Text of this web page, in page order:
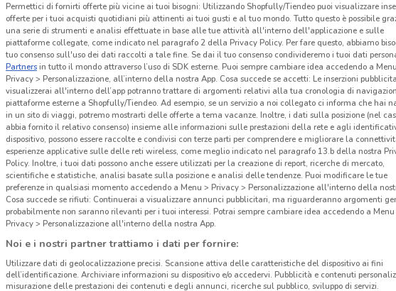
Permettici di fornirti offerte più vicine ai tuoi bisogni: Utilizzando Shopfully/Tiendeo puoi visualizzare
offerte per i tuoi acquisti quotidiani più attinenti ai tuoi gusti e al tuo mondo. Tutto questo è possibile
una serie di strumenti e analisi effettuate in base alle tue attività all'interno dell'applicazione e sulle
piattaforme collegate, come indicato nel paragrafo 2 della Privacy Policy. Per fare questo, abbiamo
tuo consenso sull'uso dei dati raccolti a tale fine. Se dai il tuo consenso condivideremo i tuoi dati
Partnersin tutto il mondo attraverso l’uso di SDK esterne. Puoi sempre cambiare idea accedendo a
Privacy > Personalizzazione, all’interno della nostra App. Cosa succede se accetti: Le inserzioni
visualizzerai all'interno dell’app potranno trattare di argomenti relativi alla tua cronologia di
piattaforme esterne a Shopfully/Tiendeo. Ad esempio, se un servizio a noi collegato ci informa che hai
in un sito di viaggi, potremo mostrarti delle offerte a tema vacanze. Inoltre, i dati sulla posizione (nel
abbia fornito il relativo consenso) insieme alle informazioni sulle prestazioni della rete e agli
dispositivo, possono essere raccolte e condivisi con terze parti per comprendere e migliorare la
esperienze applicative sulle delle reti wireless, come meglio indicato nel paragrafo 13.b della nostra
Policy. Inoltre, i tuoi dati possono anche essere utilizzati per la creazione di report, ricerche di mercato,
scientifiche e statistiche, analisi basate sulla posizione e analisi delle tendenze. Puoi modificare le tue
preferenze in qualsiasi momento accedendo a Menu > Privacy > Personalizzazione all'interno della
Cosa succede se rifiuti: Continuerai a visualizzare annunci pubblicitari, ma riguarderanno argomenti
probabilmente non saranno rilevanti per i tuoi interessi. Potrai sempre cambiare idea accedendo a Menu
Privacy > Personalizzazione all'interno della nostra App.
Noi e i nostri partner trattiamo i dati per fornire:
Utilizzare dati di geolocalizzazione precisi. Scansione attiva delle caratteristiche del dispositivo ai fini
dell’identificazione. Archiviare informazioni su dispositivo e/o accedervi. Pubblicità e contenuti
misurazione delle prestazioni dei contenuti e degli annunci, ricerche sul pubblico, sviluppo di servizi.